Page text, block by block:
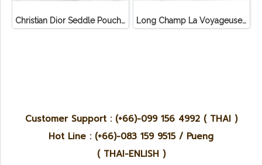
Christian Dior Seddle Pouch Accessory Hand Bag Long Champ La Voyageuse Bag Leather
Customer Support : (+66)-099 156 4992 ( THAI )
Hot Line : (+66)-083 159 9515 / Pueng
( THAI-ENLISH )